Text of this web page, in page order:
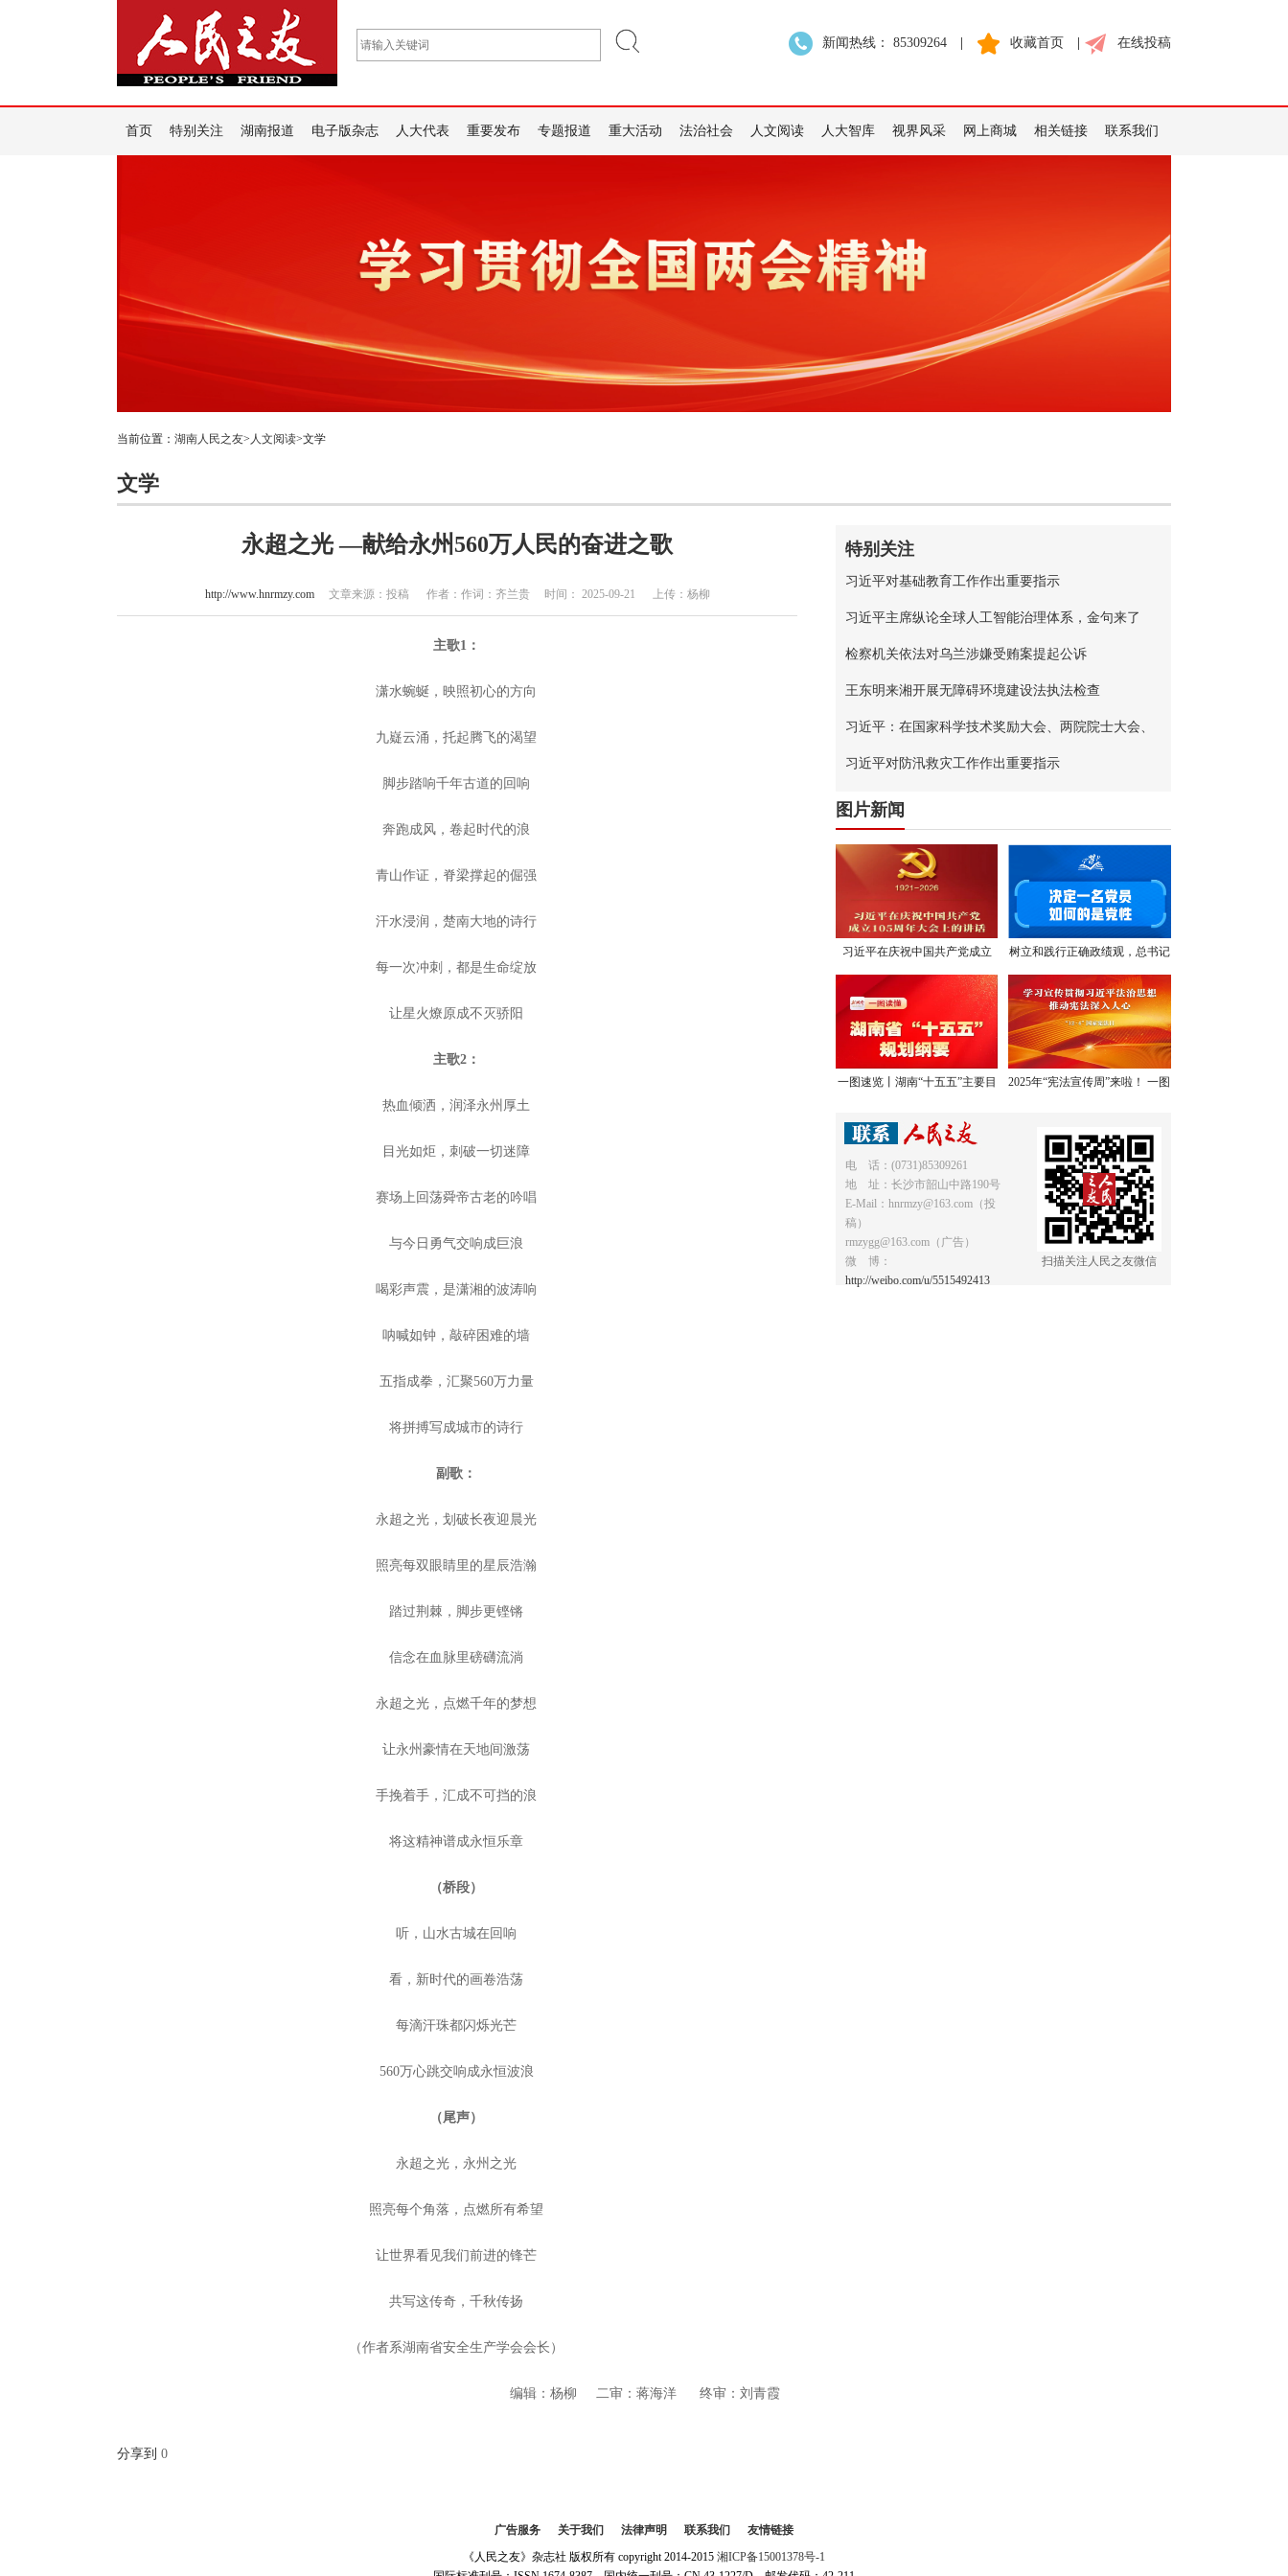
新闻热线： 85309264 收藏首页 在线投稿
首页 特别关注 湖南报道 电子版杂志 人大代表 重要发布 专题报道 重大活动 法治社会 人文阅读 人大智库 视界风采 网上商城 相关链接 联系我们
当前位置： 湖南人民之友> 人文阅读>文学
文学
永超之光 —献给永州560万人民的奋进之歌
http://www.hnrmzy.com文章来源：投稿 作者：作词：齐兰贵 时间： 2025-09-21 上传：杨柳
主歌1：
潇水蜿蜒，映照初心的方向
九嶷云涌，托起腾飞的渴望
脚步踏响千年古道的回响
奔跑成风，卷起时代的浪
青山作证，脊梁撑起的倔强
汗水浸润，楚南大地的诗行
每一次冲刺，都是生命绽放
让星火燎原成不灭骄阳
主歌2：
热血倾洒，润泽永州厚土
目光如炬，刺破一切迷障
赛场上回荡舜帝古老的吟唱
与今日勇气交响成巨浪
喝彩声震，是潇湘的波涛响
呐喊如钟，敲碎困难的墙
五指成拳，汇聚560万力量
将拼搏写成城市的诗行
副歌：
永超之光，划破长夜迎晨光
照亮每双眼睛里的星辰浩瀚
踏过荆棘，脚步更铿锵
信念在血脉里磅礴流淌
永超之光，点燃千年的梦想
让永州豪情在天地间激荡
手挽着手，汇成不可挡的浪
将这精神谱成永恒乐章
（桥段）
听，山水古城在回响
看，新时代的画卷浩荡
每滴汗珠都闪烁光芒
560万心跳交响成永恒波浪
（尾声）
永超之光，永州之光
照亮每个角落，点燃所有希望
让世界看见我们前进的锋芒
共写这传奇，千秋传扬
（作者系湖南省安全生产学会会长）
编辑：杨柳 二审：蒋海洋 终审：刘青霞
分享到 0
特别关注
习近平对基础教育工作作出重要指示
习近平主席纵论全球人工智能治理体系，金句来了
检察机关依法对乌兰涉嫌受贿案提起公诉
王东明来湘开展无障碍环境建设法执法检查
习近平：在国家科学技术奖励大会、两院院士大会、
中国科协第十一次全国代表大会上的讲话
习近平对防汛救灾工作作出重要指示
图片新闻
习近平在庆祝中国共产党成立
105周年大会上的讲话，学金
句，悟深意！
树立和践行正确政绩观，总书记
提出明确要求
一图速览丨湖南“十五五”主要目
2025年“宪法宣传周”来啦！ 一图
电 话：(0731)85309261
地 址：长沙市韶山中路190号
E-Mail：hnrmzy@163.com（投
稿）
rmzygg@163.com（广告）
微 博：
http://weibo.com/u/5515492413
扫描关注人民之友微信
广告服务 关于我们 法律声明 联系我们
友情链接
《人民之友》杂志社 版权所有 copyright 2014-2015 湘ICP备15001378号-1